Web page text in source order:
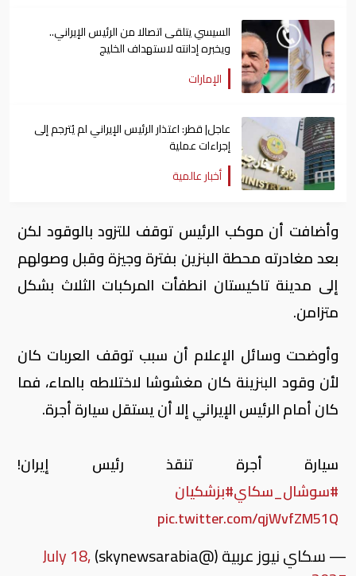
السيسي يتلقى اتصالا من الرئيس الإيراني..
ويخبره إدانته لاستهداف الخليج
الإمارات
عاجل| قطر: اعتذار الرئيس الإيراني لم يُترجم إلى
إجراءات عملية
أخبار عالمية
وأضافت أن موكب الرئيس توقف للتزود بالوقود لكن
بعد مغادرته محطة البنزين بفترة وجيزة وقبل وصولهم
إلى مدينة تاكيستان انطفأت المركبات الثلاث بشكل
متزامن.
وأوضحت وسائل الإعلام أن سبب توقف العربات كان
لأن وقود البنزينة كان مغشوشا لاختلاطه بالماء، فما
كان أمام الرئيس الإيراني إلا أن يستقل سيارة أجرة.
سيارة أجرة تنقذ رئيس إيران!
#سوشال_سكاي#بزشكيان
pic.twitter.com/qjWvfZM51Q
— سكاي نيوز عربية (@skynewsarabia)
July 18,